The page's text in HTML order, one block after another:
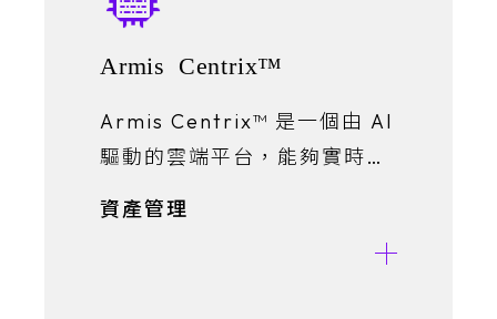
Armis Centrix™
Armis Centrix™ 是一個由 AI
驅動的雲端平台，能夠實時查
看、保護和管理全球資產，主
資產管理